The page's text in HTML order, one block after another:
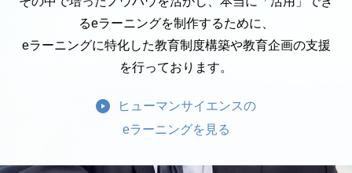
るeラーニングを制作するために、
eラーニングに特化した教育制度構築や教育企画の支援
を行っております。
ヒューマンサイエンスの
eラーニングを見る